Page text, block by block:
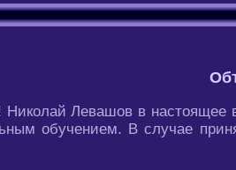
Николай Левашов в настоящее
обучением. В случае